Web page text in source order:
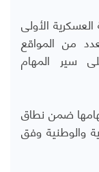
الأولى
لعدد من المواقع
سير المهام
ضمن نطاق
والوطنية وفق